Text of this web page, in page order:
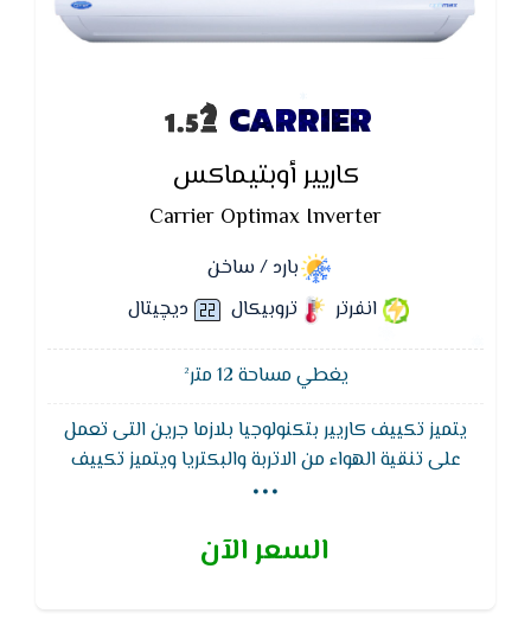
CARRIER
كاريير أوبتيماكس
Carrier Optimax Inverter
بارد / ساخن
انفرتر
تروبيكال ديچيتال
يغطي مساحة 12 متر²
يتميز تكييف كاريير بتكنولوجيا بلازما جرين التى تعمل
على تنقية الهواء من الاتربة والبكتريا ويتميز تكييف
كاريير وظيفة التنظيف الذاتى لجهاز التكييف لتجفيف
والبكتيريا
...
السعر الآن